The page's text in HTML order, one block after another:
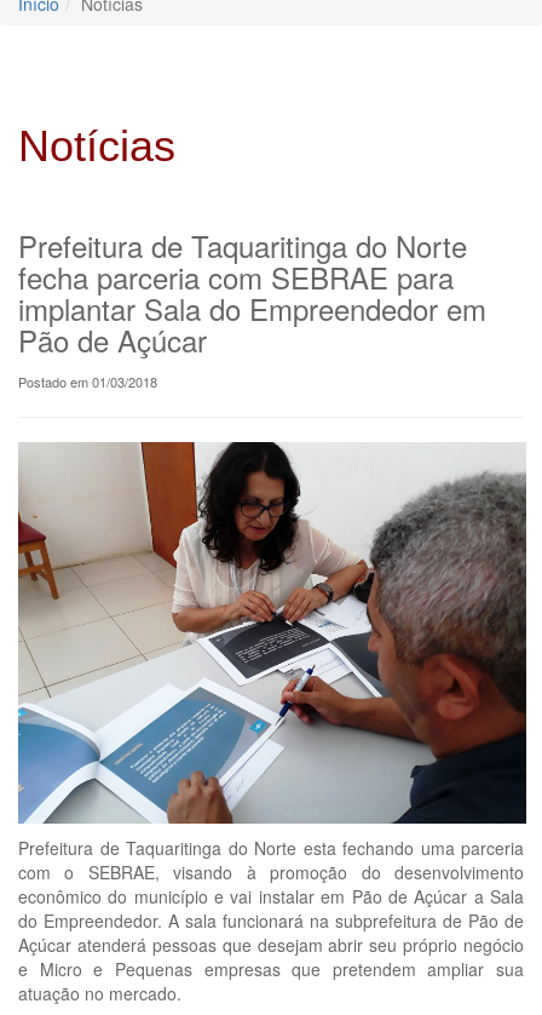
Notícias
Prefeitura de Taquaritinga do Norte
fecha parceria com SEBRAE para
implantar Sala do Empreendedor em
Pão de Açúcar
Postado em 01/03/2018
Prefeitura de Taquaritinga do Norte esta fechando uma parceria
com o SEBRAE, visando à promoção do desenvolvimento
econômico do município e vai instalar em Pão de Açúcar a Sala
do Empreendedor. A sala funcionará na subprefeitura de Pão de
Açúcar atenderá pessoas que desejam abrir seu próprio negócio
e Micro e Pequenas empresas que pretendem ampliar sua
atuação no mercado.